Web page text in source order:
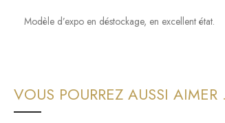
Modèle d’expo en déstockage, en excellent état.
VOUS POURREZ AUSSI AIMER